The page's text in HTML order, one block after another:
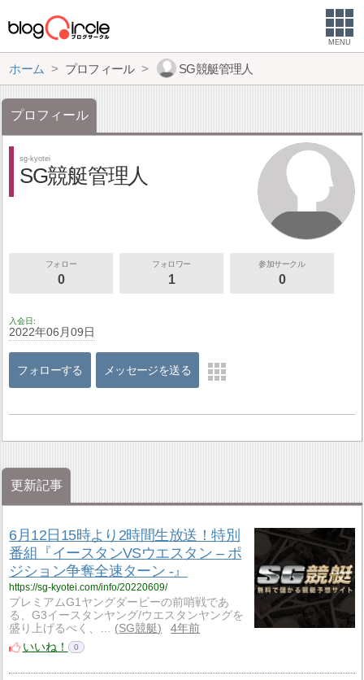
MENU
ホーム プロフィール SG競艇管理人
プロフィール
sg-kyotei
SG競艇管理人
フォロー
0
フォロワー
1
参加サークル
0
入会日
2022年06月09日
フォローする メッセージを送る
更新記事
6月12日15時より2時間生放送！特別
番組『イースタンVSウエスタン – ポ
ジション争奪全速ターン -』
https://sg-kyotei.com/info/20220609/
プレミアムG1ヤングダービーの前哨戦であ
る、G3イースタンヤング/ウエスタンヤングを
盛り上げるべく、…
SG競艇
4年前
いいね！
0